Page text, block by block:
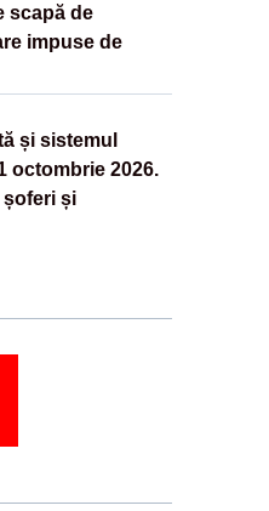
scapă de
impuse de
și sistemul
octombrie 2026.
și